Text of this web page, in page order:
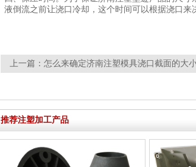
液倒流之前让浇口冷却，这个时间可以根据浇口来
上一篇： 怎么来确定济南注塑模具浇口截面的大
推荐注塑加工产品